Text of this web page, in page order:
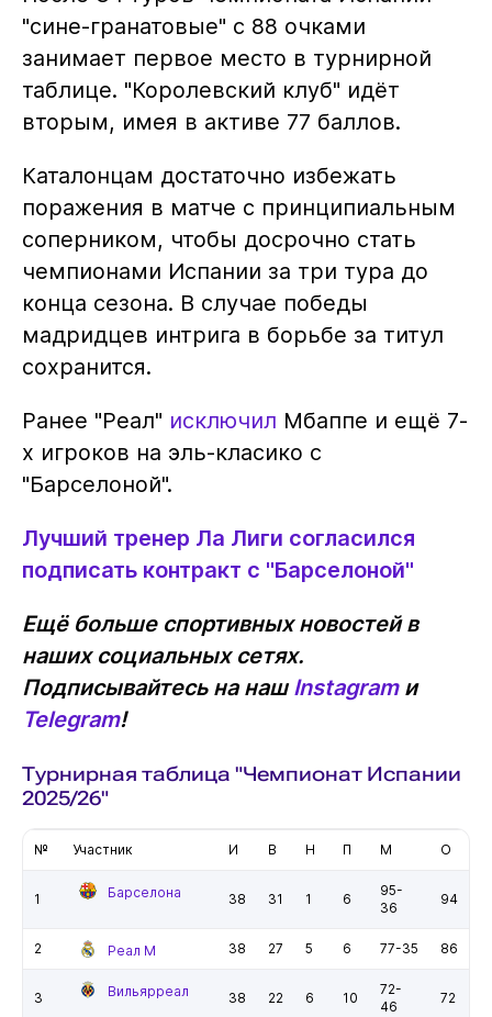
"сине-гранатовые" с 88 очками
занимает первое место в турнирной
таблице. "Королевский клуб" идёт
вторым, имея в активе 77 баллов.
Каталонцам достаточно избежать
поражения в матче с принципиальным
соперником, чтобы досрочно стать
чемпионами Испании за три тура до
конца сезона. В случае победы
мадридцев интрига в борьбе за титул
сохранится.
Ранее "Реал" исключил Мбаппе и ещё 7-
х игроков на эль-класико с
"Барселоной".
Лучший тренер Ла Лиги согласился
подписать контракт с "Барселоной"
Ещё больше спортивных новостей в
наших социальных сетях.
Подписывайтесь на нашInstagramи
Telegram!
Турнирная таблица "Чемпионат Испании
2025/26"
№ Участник И В Н П М О
1 Барселона 38 31 1 6
95-
36
94
2 Реал М 38 27 5 6 77-35 86
3 Вильярреал 38 22 6 10
72-
46
72